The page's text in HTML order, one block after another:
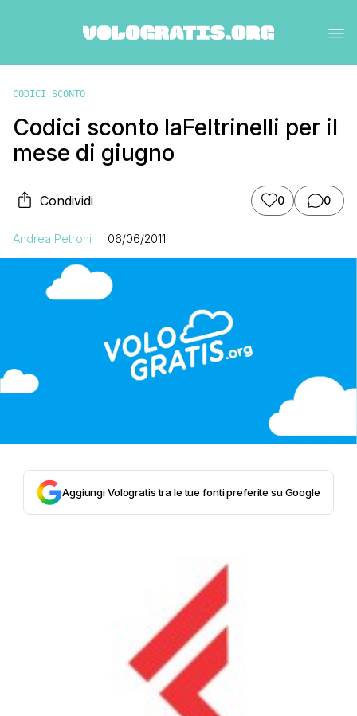
CODICI SCONTO
Codici sconto laFeltrinelli per il
mese di giugno
Condividi 0 0
Andrea Petroni 06/06/2011
Aggiungi Vologratis tra le tue fonti preferite su Google